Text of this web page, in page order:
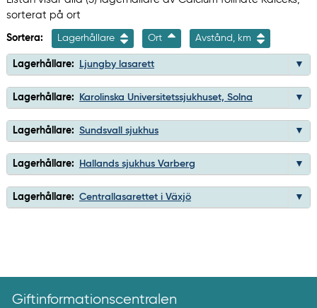
sorterat på ort
Sortera: Lagerhållare Ort Avstånd, km
Lagerhållare: Ljungby lasarett
Lagerhållare: Karolinska Universitetssjukhuset, Solna
Lagerhållare: Sundsvall sjukhus
Lagerhållare: Hallands sjukhus Varberg
Lagerhållare: Centrallasarettet i Växjö
Giftinformationscentralen